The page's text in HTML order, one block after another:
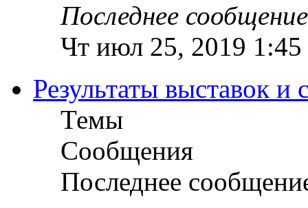
Последнее сообщение
Чт июл 25, 2019 1:45
Результаты выставок и
Темы
Сообщения
Последнее